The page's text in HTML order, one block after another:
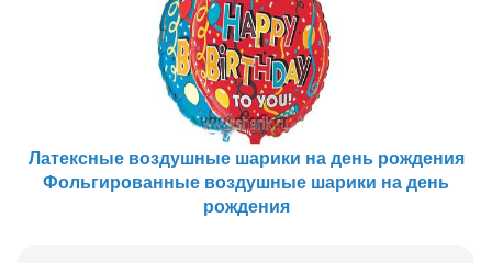
Латексные воздушные шарики на день рождения
Фольгированные воздушные шарики на день
рождения